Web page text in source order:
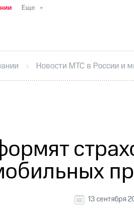
Еще
Интервью
секретарьРаскрытие
кабинет акционера
Новости МТС в России и
13 сентября